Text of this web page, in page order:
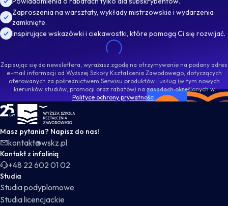
Zaproszenia na warsztaty, wykłady mistrzowskie i wydarzenia
zamknięte.
Inspirujące wskazówki i ciekawostki, które pomogą Ci się rozwijać.
Zapisując się do newslettera, wyrażasz zgodę na otrzymywanie na podany adres
e-mail informacji od Wyższej Szkoły Kształcenia Zawodowego, dotyczących
oferowanych za pośrednictwem Serwisu produktów i usług (w tym nowych
kierunków studiów, promocji oraz rabatów) na zasadach określonych w
Polityce ochrony prywatności.
WSKZ - strona główna
Masz pytania? Napisz do nas!
kontakt@wskz.pl
Kontakt z infolinią
+48 22 602 01 02
Studia
Studia podyplomowe
Studia licencjackie